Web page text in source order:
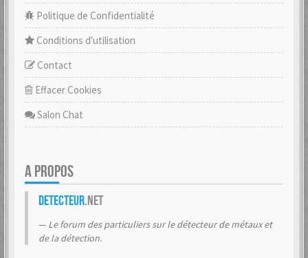
Politique de Confidentialité
Conditions d'utilisation
Contact
Effacer Cookies
Salon Chat
A PROPOS
Detecteur.net
Le forum des particuliers sur le détecteur de métaux et
de la détection.